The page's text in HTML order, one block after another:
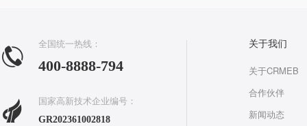
全国统一热线：
400-8888-794
国家高新技术企业编号：
GR202361002818
关于我们
关于CRMEB
合作伙伴
新闻动态